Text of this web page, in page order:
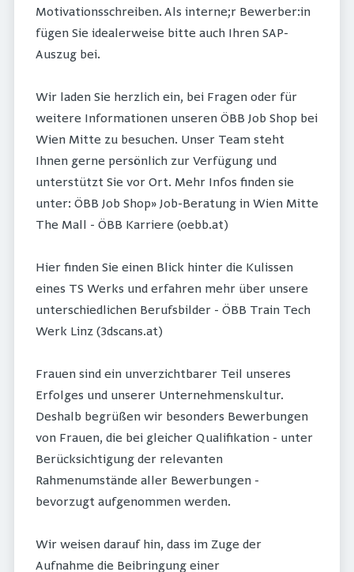
Motivationsschreiben. Als interne;r Bewerber:in
fügen Sie idealerweise bitte auch Ihren SAP-
Auszug bei.
Wir laden Sie herzlich ein, bei Fragen oder für
weitere Informationen unseren ÖBB Job Shop bei
Wien Mitte zu besuchen. Unser Team steht
Ihnen gerne persönlich zur Verfügung und
unterstützt Sie vor Ort. Mehr Infos finden sie
unter: ÖBB Job Shop» Job-Beratung in Wien Mitte
The Mall - ÖBB Karriere (oebb.at)
Hier finden Sie einen Blick hinter die Kulissen
eines TS Werks und erfahren mehr über unsere
unterschiedlichen Berufsbilder - ÖBB Train Tech
Werk Linz (3dscans.at)
Frauen sind ein unverzichtbarer Teil unseres
Erfolges und unserer Unternehmenskultur.
Deshalb begrüßen wir besonders Bewerbungen
von Frauen, die bei gleicher Qualifikation - unter
Berücksichtigung der relevanten
Rahmenumstände aller Bewerbungen -
bevorzugt aufgenommen werden.
Wir weisen darauf hin, dass im Zuge der
Aufnahme die Beibringung einer